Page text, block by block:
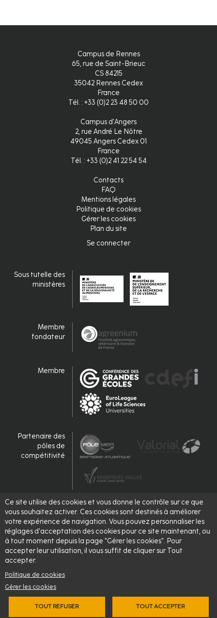
Ce site utilise des cookies et vous donne le contrôle sur ce que
vous souhaitez activer. Ces cookies sont destinés à améliorer
votre expérience de navigation. Vous pouvez personnaliser les
réglages d'acceptation des cookies pour ce site maintenant, ou
à tout moment depuis la page "Gérer les cookies". Pour
accepter leur utilisation, il vous suffit de cliquer sur Tout
accepter.
Politique de cookies
Gérer les cookies
TOUT REFUSER TOUT ACCEPTER
Campus de Rennes
65, rue de Saint-Brieuc
CS 84215
35042 Rennes Cedex
France
Tél. : +33 (0)2 23 48 50 00
Campus d'Angers
2, rue André Le Nôtre
49045 Angers Cedex 01
France
Tél. : +33 (0)2 41 22 54 54
Contacts
FAQ
Mentions légales
Politique de cookies
Gérer les cookies
Plan du site
Se connecter
Sous tutelle des
ministères
Membre
fondateur
Membre
Partenaire des
pôles de
compétitivité
Accrédité,
labellisé
© 2026 - L'Institut Agro Rennes-Angers